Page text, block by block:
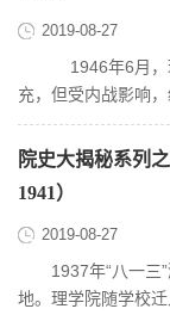
2019-08-27
1946年6月，
充，但受内战影响
起，办学环境...
院史大揭秘系列
1941）
2019-08-27
1937年“八一三
地。理学院随学校